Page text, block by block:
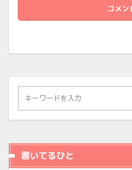
書いてるひと